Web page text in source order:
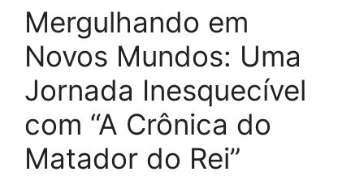
Mergulhando em
Novos Mundos: Uma
Jornada Inesquecível
com “A Crônica do
Matador do Rei”